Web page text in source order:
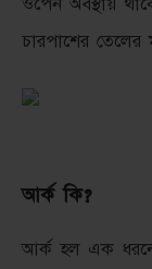
চারপাশের তেলের
আর্ক কি?
আর্ক হল এক